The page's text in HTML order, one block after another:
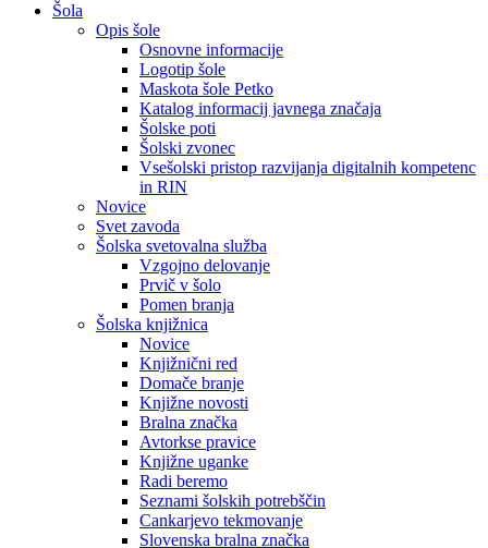
Šola
Opis šole
Osnovne informacije
Logotip šole
Maskota šole Petko
Katalog informacij javnega značaja
Šolske poti
Šolski zvonec
Vsešolski pristop razvijanja digitalnih kompetenc
in RIN
Novice
Svet zavoda
Šolska svetovalna služba
Vzgojno delovanje
Prvič v šolo
Pomen branja
Šolska knjižnica
Novice
Knjižnični red
Domače branje
Knjižne novosti
Bralna značka
Avtorkse pravice
Knjižne uganke
Radi beremo
Seznami šolskih potrebščin
Cankarjevo tekmovanje
Slovenska bralna značka